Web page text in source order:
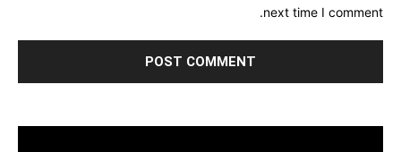
next time I comment.